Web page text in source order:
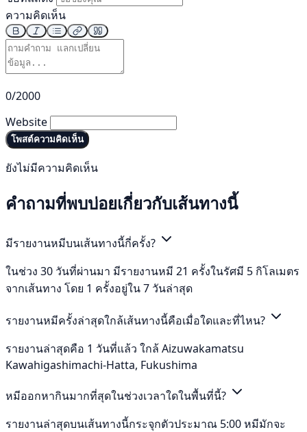
ความคิดเห็น
0/2000
Website
โพสต์ความคิดเห็น
ยังไม่มีความคิดเห็น
คำถามที่พบบ่อยเกี่ยวกับเส้นทางนี้
มีรายงานหมีบนเส้นทางนี้กี่ครั้ง?
ในช่วง 30 วันที่ผ่านมา มีรายงานหมี 21 ครั้งในรัศมี 5 กิโลเมตร
จากเส้นทาง โดย 1 ครั้งอยู่ใน 7 วันล่าสุด
รายงานหมีครั้งล่าสุดใกล้เส้นทางนี้คือเมื่อใดและที่ไหน?
รายงานล่าสุดคือ 1 วันที่แล้ว ใกล้ Aizuwakamatsu
Kawahigashimachi-Hatta, Fukushima
หมีออกหากินมากที่สุดในช่วงเวลาใดในพื้นที่นี้?
รายงานล่าสุดบนเส้นทางนี้กระจุกตัวประมาณ 5:00 หมีมักจะ